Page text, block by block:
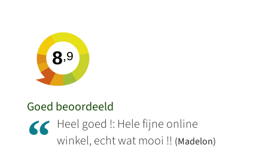
8,9
Goed beoordeeld
“ Heel goed !: Hele fijne online
winkel, echt wat mooi !! (Madelon)